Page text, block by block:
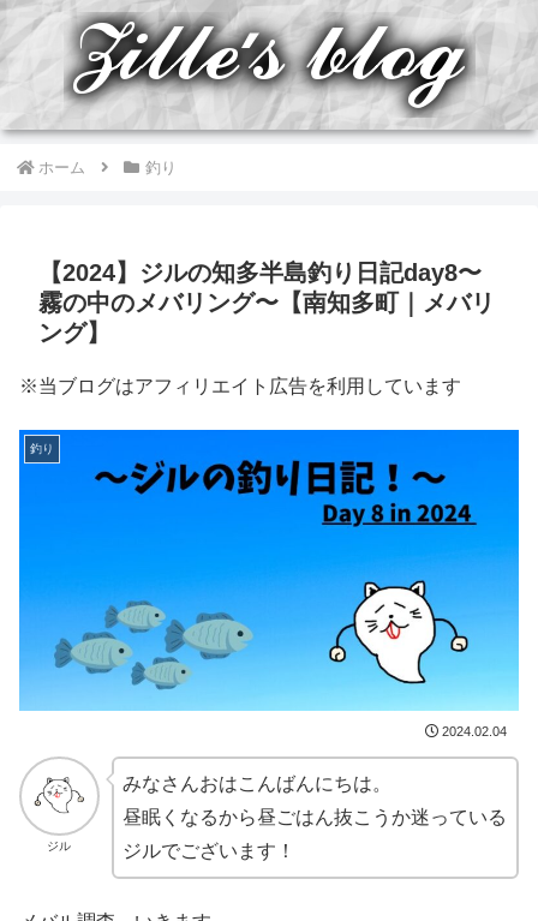
ホーム 釣り
【2024】ジルの知多半島釣り日記day8〜
霧の中のメバリング〜【南知多町｜メバリ
ング】
※当ブログはアフィリエイト広告を利用しています
釣り
2024.02.04
ジル
みなさんおはこんばんにちは。
昼眠くなるから昼ごはん抜こうか迷っている
ジルでございます！